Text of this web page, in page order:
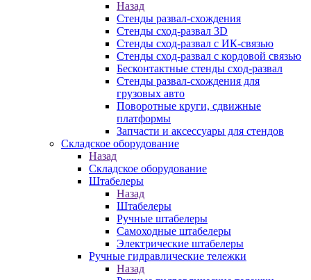
Назад
Стенды развал-схождения
Стенды сход-развал 3D
Стенды сход-развал с ИК-связью
Стенды сход-развал с кордовой связью
Бесконтактные стенды сход-развал
Стенды развал-схождения для
грузовых авто
Поворотные круги, сдвижные
платформы
Запчасти и аксессуары для стендов
Складское оборудование
Назад
Складское оборудование
Штабелеры
Назад
Штабелеры
Ручные штабелеры
Самоходные штабелеры
Электрические штабелеры
Ручные гидравлические тележки
Назад